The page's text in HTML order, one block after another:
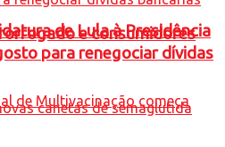
de Lula à Presidência
e consumidores
para renegociar dívidas